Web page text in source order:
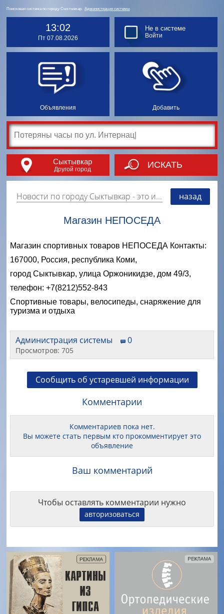
Поисковая система по городу Сыктывкар. Администрация системы
13:02
Пт 07.08.2026
Объявления Добавить
Не в системе
Войти
Сыктывкар
Другой город ИСКАТЬ
Новости по городу Сыктывкар - это информация о событиях, мероприятиях и торгово-коммерческой деятельности города. Страницу наполняют платные и бесплатные объявления, имеющие функцию "поднятия вверх списка". назад
Магазин НЕПОСЕДА
Магазин спортивных товаров НЕПОСЕДА Контакты:
167000, Россия, республика Коми,
город Сыктывкар, улица Оржоникидзе, дом 49/3,
телефон: +7(8212)552-843
Спортивные товары, велосипеды, снаряжение для
туризма и отдыха
Администрация системы 0
Просмотров: 705
Сообщить об устаревшей информации
Комментарии
Комментариев пока нет.
Вы можете стать первым кто прокомментирует это
объявление
Ваш комментарий
Чтобы оставлять комментарии нужно
авторизоваться